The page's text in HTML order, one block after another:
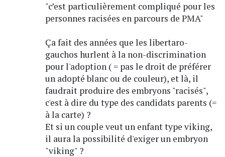
"c’est particulièrement compliqué pour les
personnes racisées en parcours de PMA"
Ça fait des années que les libertaro-
gauchos hurlent à la non-discrimination
pour l'adoption ( = pas le droit de préférer
un adopté blanc ou de couleur), et là, il
faudrait produire des embryons "racisés",
c'est à dire du type des candidats parents (=
à la carte) ?
Et si un couple veut un enfant type viking,
il aura la possibilité d'exiger un embryon
"viking" ?